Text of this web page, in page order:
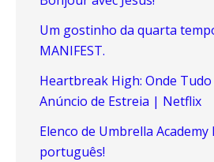
Um gostinho da quarta
MANIFEST.
Heartbreak High: Onde
Anúncio de Estreia | Netflix
Elenco de Umbrella
português!